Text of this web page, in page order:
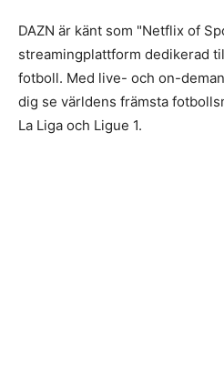
DAZN är känt som "Netflix of
streamingplattform dedikerad
fotboll. Med live- och on-
dig se världens främsta
La Liga och Ligue 1.